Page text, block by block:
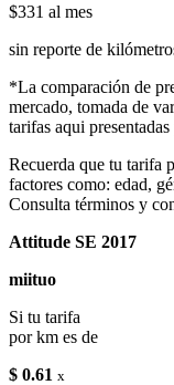
$331 al mes
sin reporte de
*La comparación de
mercado, tomada de
tarifas aqui
Recuerda que tu tarifa
factores como: edad,
Consulta términos y
Attitude SE 2017
miituo
Si tu tarifa
por km es de
$ 0.61 x